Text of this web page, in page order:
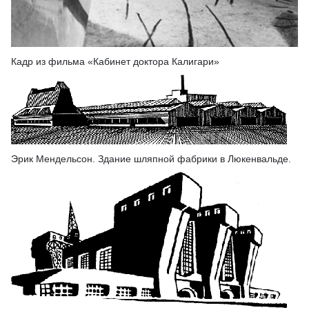
Кадр из фильма «Кабинет доктора Калигари»
Эрик Мендельсон. Здание шляпной фабрики в Люкенвальде.